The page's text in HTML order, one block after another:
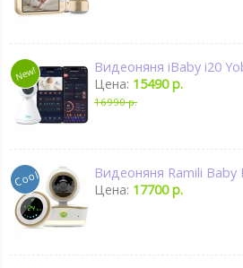
Видеоняня iBaby i20
Цена: 15490 р.
16990 р.
Видеоняня Ramili Baby
Цена: 17700 р.